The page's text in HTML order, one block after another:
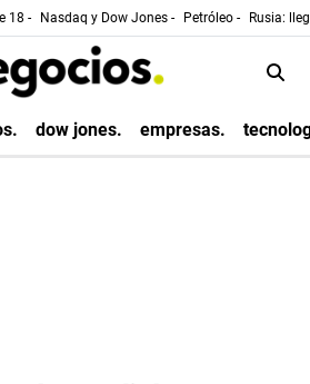
18 - Nasdaq y Dow Jones - Petróleo - Rusia:
dow jones. empresas.